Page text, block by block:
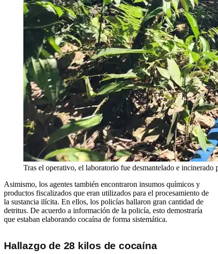
Tras el operativo, el laboratorio fue desmantelado e
Asimismo, los agentes también encontraron insumos químicos y
productos fiscalizados que eran utilizados para el procesamiento de
la sustancia ilícita. En ellos, los policías hallaron gran cantidad de
detritus. De acuerdo a información de la policía, esto demostraría
que estaban elaborando cocaína de forma sistemática.
Hallazgo de 28 kilos de cocaína